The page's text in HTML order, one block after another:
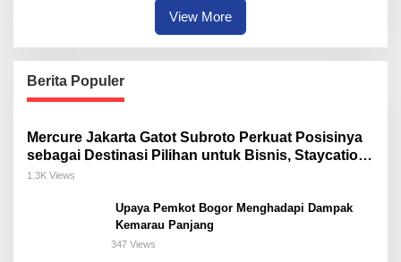
View More
Berita Populer
Mercure Jakarta Gatot Subroto Perkuat Posisinya
sebagai Destinasi Pilihan untuk Bisnis, Staycation,
Meeting, dan Kuliner di Jakarta Selatan
1.3K Views
Upaya Pemkot Bogor Menghadapi Dampak
Kemarau Panjang
347 Views